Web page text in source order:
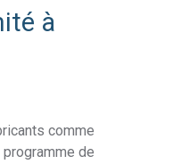
à
comme
de